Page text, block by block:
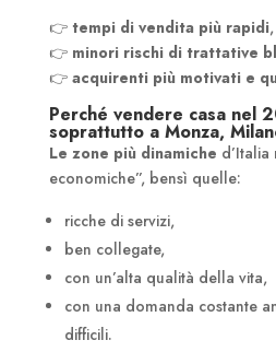
👉 tempi di vendita più rapidi,
👉 minori rischi di trattative
👉 acquirenti più motivati e
Perché vendere casa nel
soprattutto a Monza,
Le zone più dinamiche
economiche”, bensì quelle:
ricche di servizi,
ben collegate,
con un’alta qualità della vita,
con una domanda costante
difficili.